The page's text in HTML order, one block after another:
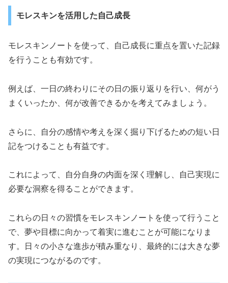
モレスキンを活用した自己成長
モレスキンノートを使って、自己成長に重点を置いた記録
を行うことも有効です。
例えば、一日の終わりにその日の振り返りを行い、何がう
まくいったか、何が改善できるかを考えてみましょう。
さらに、自分の感情や考えを深く掘り下げるための短い日
記をつけることも有益です。
これによって、自分自身の内面を深く理解し、自己実現に
必要な洞察を得ることができます。
これらの日々の習慣をモレスキンノートを使って行うこと
で、夢や目標に向かって着実に進むことが可能になりま
す。日々の小さな進歩が積み重なり、最終的には大きな夢
の実現につながるのです。